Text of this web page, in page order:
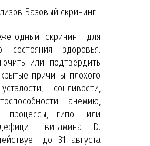
скрининг для
состояния здоровья.
или подтвердить
причины плохого
сонливости,
анемию,
процессы, гипо- или
витамина D.
до 31 августа